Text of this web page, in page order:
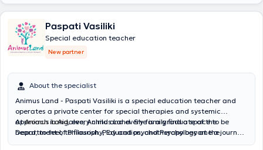
Paspati Vasiliki
Special education teacher
New partner
About the specialist
Animus Land - Paspati Vasiliki is a special education teacher and
operates a private center for special therapies and systemic
approach in Aigaleo, Animus Land. She is a graduate of the
Department of Philosophy, Education, and Psychology at the
AtAnimus Land, every child and every family find a space to be
heard, to feel, to flourish. Play and psychotherapy become a journey